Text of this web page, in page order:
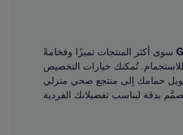
سوى أكثر المنتجات تميزًا وفخامةً
للاستجمام. تُمكنك خيارات التخصيص
حمامك إلى منتجع صحي منزلي
بدقة ليناسب تفضيلاتك الفردية